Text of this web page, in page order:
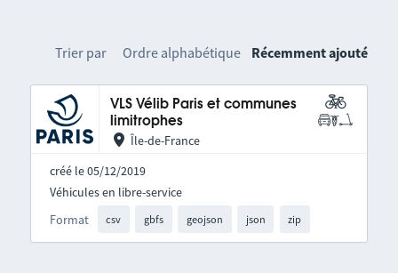
Trier par Ordre alphabétique Récemment ajouté
VLS Vélib Paris et communes
limitrophes
Île-de-France
créé le 05/12/2019
Format csv gbfs geojson json zip
Véhicules en libre-service